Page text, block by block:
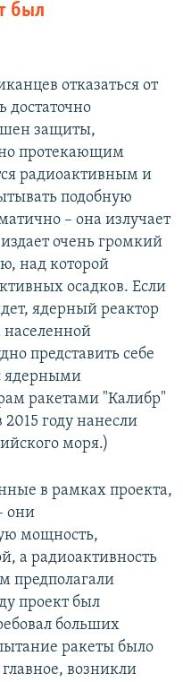
был
отказаться от
достаточно
защиты,
протекающим
радиоактивным и
подобную
– она излучает
очень громкий
над которой
осадков. Если
ядерный реактор
населенной
представить себе
ядерными
ракетами "Калибр"
году нанесли
моря.)
в рамках проекта,
они
мощность,
а радиоактивность
предполагали
проект был
больших
ракеты было
возникли